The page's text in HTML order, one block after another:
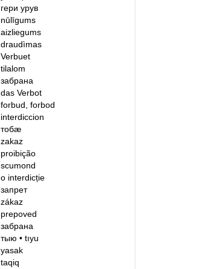
гери урув
nūlīgums
aizliegums
draudìmas
Verbuet
tilalom
забрана
das Verbot
forbud, forbod
interdiccion
тобӕ
zakaz
proibição
scumond
o interdicție
запрет
zákaz
prepoved
забрана
тыю• tıyu
yasak
taqiq